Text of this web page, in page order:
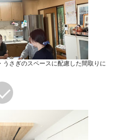
さぎのスペースに配慮した間取りに